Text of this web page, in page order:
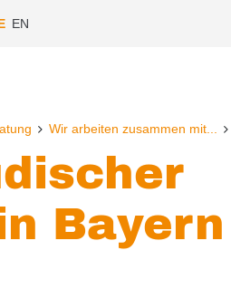
EN
Wir arbeiten zusammen mit...
Bayern